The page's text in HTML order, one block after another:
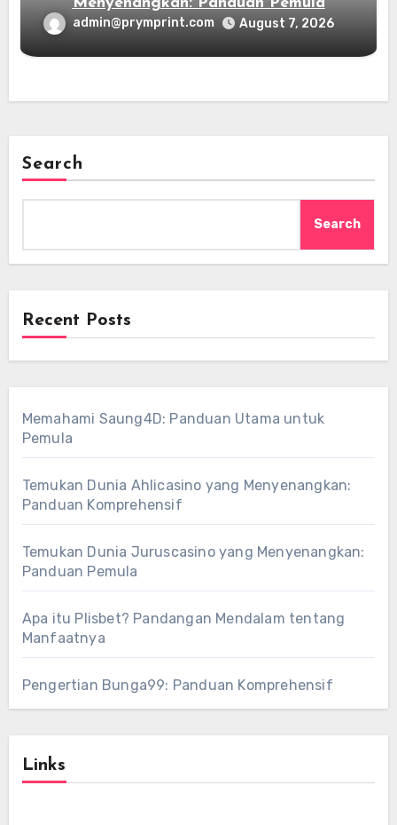
admin@prymprint.com August 7, 2026
Search
Search
Recent Posts
Memahami Saung4D: Panduan Utama untuk
Pemula
Temukan Dunia Ahlicasino yang Menyenangkan:
Panduan Komprehensif
Temukan Dunia Juruscasino yang Menyenangkan:
Panduan Pemula
Apa itu Plisbet? Pandangan Mendalam tentang
Manfaatnya
Pengertian Bunga99: Panduan Komprehensif
Links